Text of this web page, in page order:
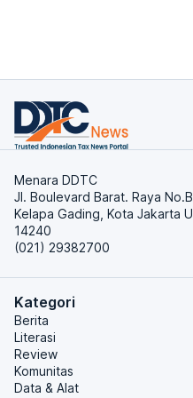
Menara DDTC
Jl. Boulevard Barat. Raya
Kelapa Gading, Kota Jakarta
14240
(021) 29382700
Kategori
Berita
Literasi
Review
Komunitas
Data & Alat